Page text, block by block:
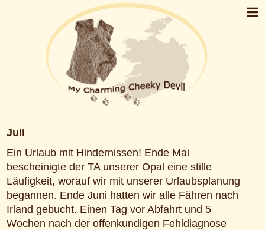
Juli
Ein Urlaub mit Hindernissen! Ende Mai
bescheinigte der TA unserer Opal eine stille
Läufigkeit, worauf wir mit unserer Urlaubsplanung
begannen. Ende Juni hatten wir alle Fähren nach
Irland gebucht. Einen Tag vor Abfahrt und 5
Wochen nach der offenkundigen Fehldiagnose